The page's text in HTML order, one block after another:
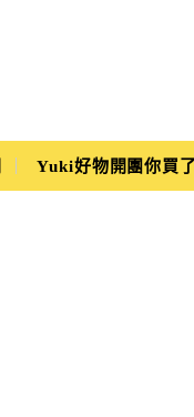
Yuki好物開團你買